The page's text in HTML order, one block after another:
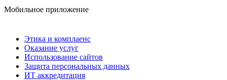
Мобильное приложение
Этика и комплаенс
Оказание услуг
Использование сайтов
Защита персональных данных
ИТ аккредитация